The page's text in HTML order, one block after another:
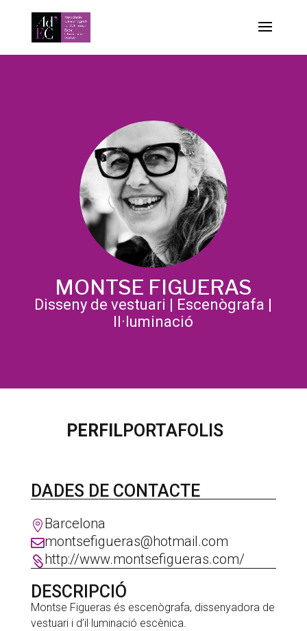
MONTSE FIGUERAS
Disseny de vestuari | Escenògrafa |
Il·luminació
PERFILPORTAFOLIS
DADES DE CONTACTE
 Barcelona
montsefigueras@hotmail.com
http://www.montsefigueras.com/
DESCRIPCIÓ
Montse Figueras és escenògrafa, dissenyadora de
vestuari i d’il·luminació escènica.